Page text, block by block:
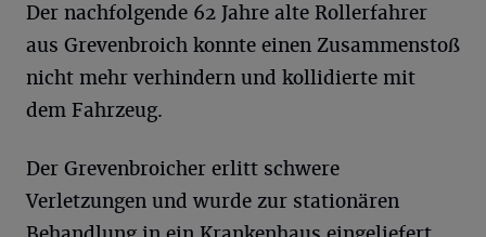
Der nachfolgende 62 Jahre alte Rollerfahrer
aus Grevenbroich konnte einen Zusammenstoß
nicht mehr verhindern und kollidierte mit
dem Fahrzeug.
Der Grevenbroicher erlitt schwere
Verletzungen und wurde zur stationären